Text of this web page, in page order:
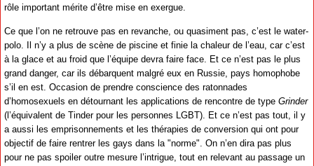
rôle important mérite d’être mise en exergue.
Ce que l’on ne retrouve pas en revanche, ou quasiment pas, c’est le water-
polo. Il n’y a plus de scène de piscine et finie la chaleur de l’eau, car c’est
à la glace et au froid que l’équipe devra faire face. Et ce n’est pas le plus
grand danger, car ils débarquent malgré eux en Russie, pays homophobe
s’il en est. Occasion de prendre conscience des ratonnades
d’homosexuels en détournant les applications de rencontre de type Grinder
(l’équivalent de Tinder pour les personnes LGBT). Et ce n’est pas tout, il y
a aussi les emprisonnements et les thérapies de conversion qui ont pour
objectif de faire rentrer les gays dans la "norme". On n’en dira pas plus
pour ne pas spoiler outre mesure l’intrigue, tout en relevant au passage un